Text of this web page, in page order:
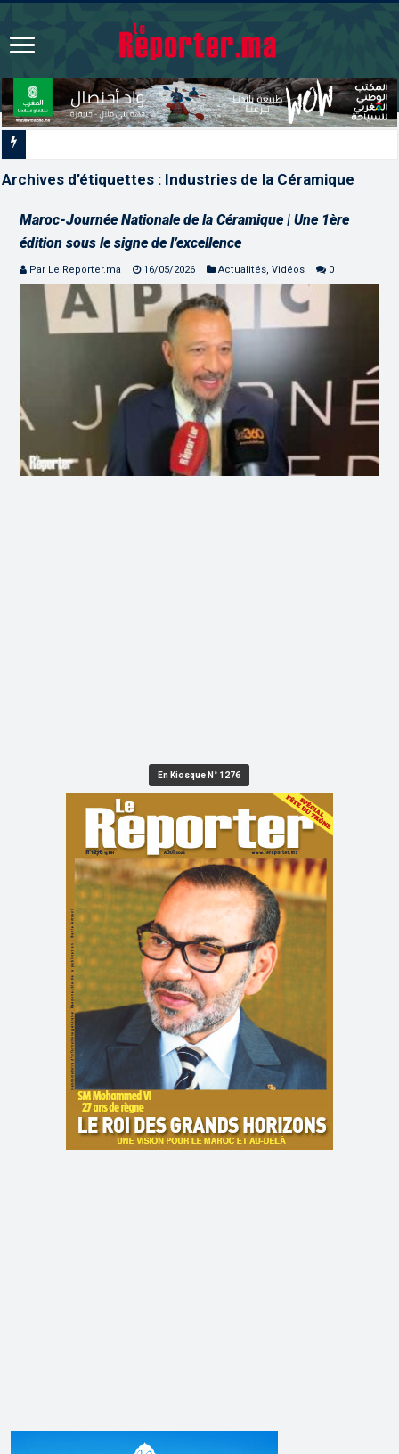
Archives d’étiquettes : Industries de la Céramique
Maroc-Journée Nationale de la Céramique | Une 1ère
édition sous le signe de l’excellence
Par Le Reporter.ma 16/05/2026 Actualités,Vidéos 0
En Kiosque N° 1276